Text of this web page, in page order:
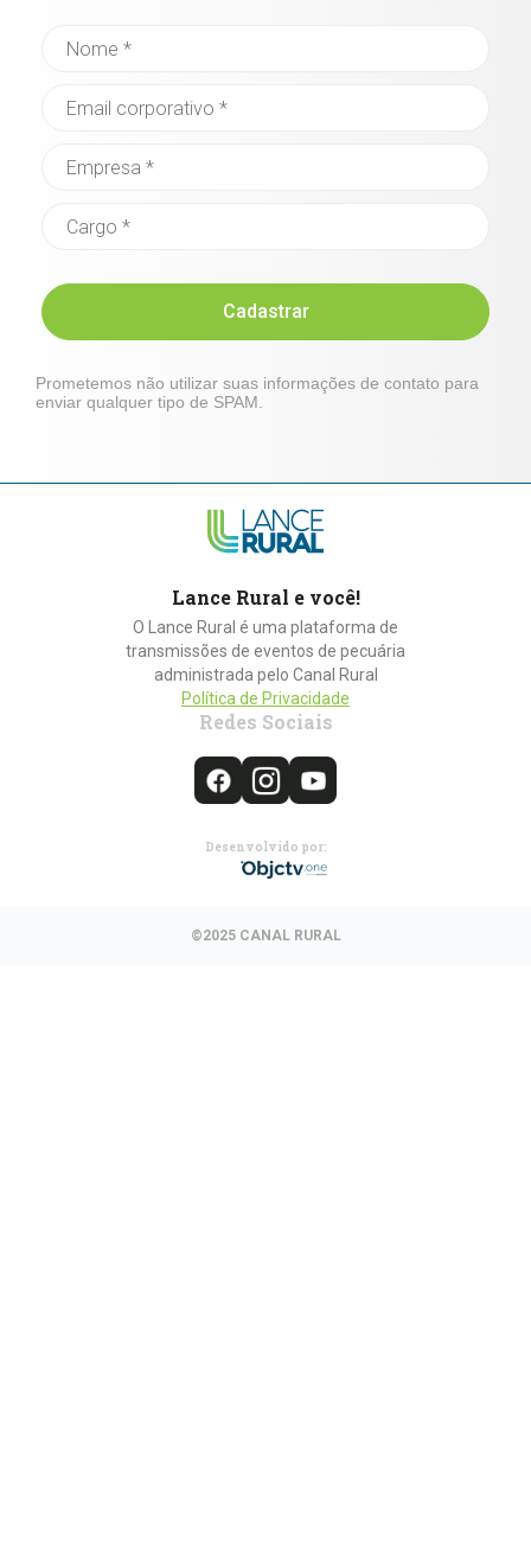
Cadastrar
Prometemos não utilizar suas informações de contato para
enviar qualquer tipo de SPAM.
Lance Rural e você!
O Lance Rural é uma plataforma de
transmissões de eventos de pecuária
administrada pelo Canal Rural
Política de Privacidade
Redes Sociais
Desenvolvido por:
©2025 CANAL RURAL